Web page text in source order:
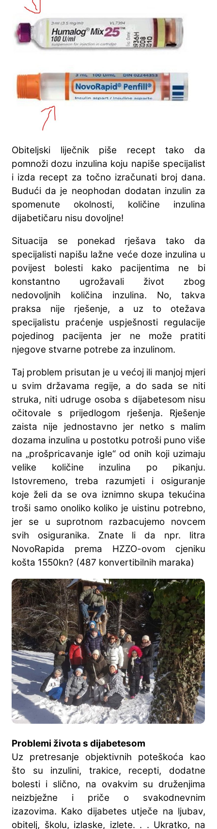
Obiteljski liječnik piše recept tako da
pomnoži dozu inzulina koju napiše specijalist
i izda recept za točno izračunati broj dana.
Budući da je neophodan dodatan inzulin za
spomenute okolnosti, količine inzulina
dijabetičaru nisu dovoljne!
Situacija se ponekad rješava tako da
specijalisti napišu lažne veće doze inzulina u
povijest bolesti kako pacijentima ne bi
konstantno ugrožavali život zbog
nedovoljnih količina inzulina. No, takva
praksa nije rješenje, a uz to otežava
specijalistu praćenje uspješnosti regulacije
pojedinog pacijenta jer ne može pratiti
njegove stvarne potrebe za inzulinom.
Taj problem prisutan je u većoj ili manjoj mjeri
u svim državama regije, a do sada se niti
struka, niti udruge osoba s dijabetesom nisu
očitovale s prijedlogom rješenja. Rješenje
zaista nije jednostavno jer netko s malim
dozama inzulina u postotku potroši puno više
na „prošpricavanje igle“ od onih koji uzimaju
velike količine inzulina po pikanju.
Istovremeno, treba razumjeti i osiguranje
koje želi da se ova iznimno skupa tekućina
troši samo onoliko koliko je uistinu potrebno,
jer se u suprotnom razbacujemo novcem
svih osiguranika. Znate li da npr. litra
NovoRapida prema HZZO-ovom cjeniku
košta 1550kn? (487 konvertibilnih maraka)
Problemi života s dijabetesom
Uz pretresanje objektivnih poteškoća kao
što su inzulini, trakice, recepti, dodatne
bolesti i slično, na ovakvim su druženjima
neizbježne i priče o svakodnevnim
izazovima. Kako dijabetes utječe na ljubav,
obitelj, školu, izlaske, izlete. . . Ukratko, na